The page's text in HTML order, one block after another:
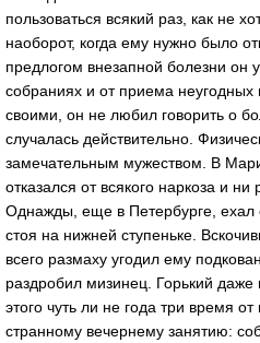
пользоваться всякий раз, как не
наоборот, когда ему нужно было
предлогом внезапной болезни он
собраниях и от приема
своими, он не любил говорить о
случалась действительно.
замечательным мужеством. В
отказался от всякого наркоза и ни
Однажды, еще в Петербурге, ехал
стоя на нижней ступеньке.
всего размаху угодил ему
раздробил мизинец. Горький даже
этого чуть ли не года три время
странному вечернему занятию: